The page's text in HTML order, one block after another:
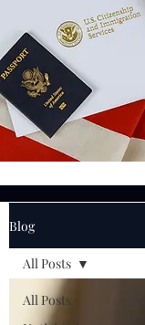
Blog
All Posts
All Posts